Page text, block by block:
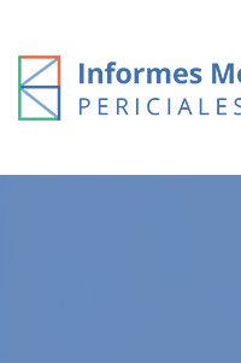
content